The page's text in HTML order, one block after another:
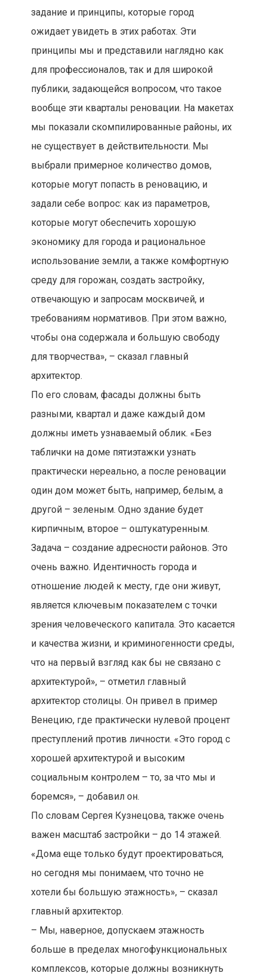
задание и принципы, которые город
ожидает увидеть в этих работах. Эти
принципы мы и представили наглядно как
для профессионалов, так и для широкой
публики, задающейся вопросом, что такое
вообще эти кварталы реновации. На макетах
мы показали скомпилированные районы, их
не существует в действительности. Мы
выбрали примерное количество домов,
которые могут попасть в реновацию, и
задали себе вопрос: как из параметров,
которые могут обеспечить хорошую
экономику для города и рациональное
использование земли, а также комфортную
среду для горожан, создать застройку,
отвечающую и запросам москвичей, и
требованиям нормативов. При этом важно,
чтобы она содержала и большую свободу
для творчества», – сказал главный
архитектор.
По его словам, фасады должны быть
разными, квартал и даже каждый дом
должны иметь узнаваемый облик. «Без
таблички на доме пятиэтажки узнать
практически нереально, а после реновации
один дом может быть, например, белым, а
другой – зеленым. Одно здание будет
кирпичным, второе – оштукатуренным.
Задача – создание адресности районов. Это
очень важно. Идентичность города и
отношение людей к месту, где они живут,
является ключевым показателем с точки
зрения человеческого капитала. Это касается
и качества жизни, и криминогенности среды,
что на первый взгляд как бы не связано с
архитектурой», – отметил главный
архитектор столицы. Он привел в пример
Венецию, где практически нулевой процент
преступлений против личности. «Это город с
хорошей архитектурой и высоким
социальным контролем – то, за что мы и
боремся», – добавил он.
По словам Сергея Кузнецова, также очень
важен масштаб застройки – до 14 этажей.
«Дома еще только будут проектироваться,
но сегодня мы понимаем, что точно не
хотели бы большую этажность», – сказал
главный архитектор.
– Мы, наверное, допускаем этажность
больше в пределах многофункциональных
комплексов, которые должны возникнуть